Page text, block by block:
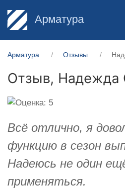
Арматура
Арматура Отзывы
Отзыв, Надежда
Всё отлично, я
функцию в сезон
Надеюсь не один
применяться.